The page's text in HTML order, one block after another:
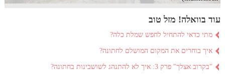
עוד בוואלה! מזל טוב
מתי כדאי להתחיל לחפש שמלת כלה?
איך בוחרים את המקום המושלם לחתונה?
"בקרוב אצלך" פרק 3: איך לא להתנהג לשושבינות בחתונה?